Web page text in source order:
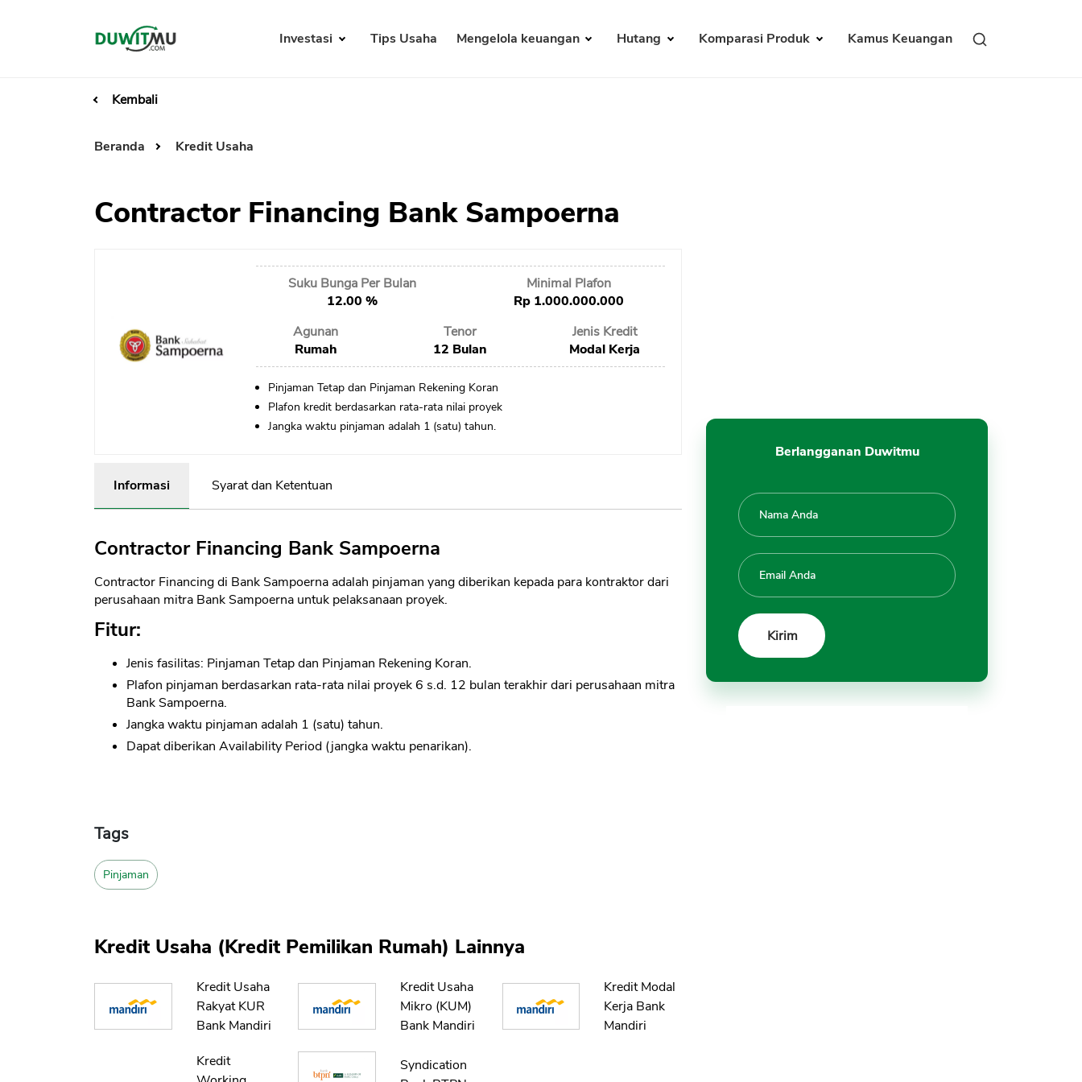
Investasi Tips Usaha Mengelola keuangan Hutang Komparasi Produk Kamus Keuangan
Kembali
Beranda Kredit Usaha
Contractor Financing Bank Sampoerna
Suku Bunga Per Bulan
12.00 %
Minimal Plafon
Rp 1.000.000.000
Agunan
Rumah
Tenor
12 Bulan
Jenis Kredit
Modal Kerja
Pinjaman Tetap dan Pinjaman Rekening Koran
Plafon kredit berdasarkan rata-rata nilai proyek
Jangka waktu pinjaman adalah 1 (satu) tahun.
Informasi Syarat dan Ketentuan
Contractor Financing Bank Sampoerna
Contractor Financing di Bank Sampoerna adalah pinjaman yang diberikan kepada para kontraktor dari
perusahaan mitra Bank Sampoerna untuk pelaksanaan proyek.
Fitur:
Jenis fasilitas: Pinjaman Tetap dan Pinjaman Rekening Koran.
Plafon pinjaman berdasarkan rata-rata nilai proyek 6 s.d. 12 bulan terakhir dari perusahaan mitra
Bank Sampoerna.
Jangka waktu pinjaman adalah 1 (satu) tahun.
Dapat diberikan Availability Period (jangka waktu penarikan).
Tags
Pinjaman
Kredit Usaha (Kredit Pemilikan Rumah) Lainnya
Kredit Usaha
Rakyat KUR
Bank Mandiri
Kredit Usaha
Mikro (KUM)
Bank Mandiri
Kredit Modal
Kerja Bank
Mandiri
Kredit
Syndication
Berlangganan Duwitmu